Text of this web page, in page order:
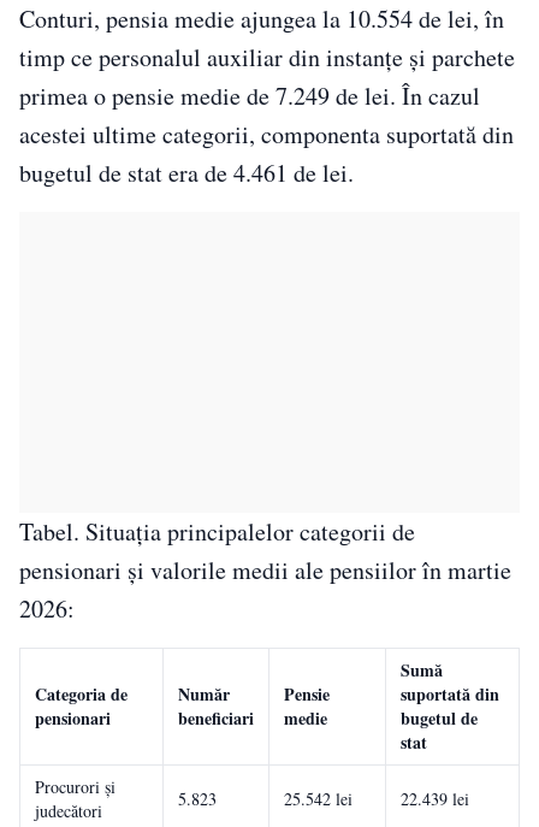
Conturi, pensia medie ajungea la 10.554 de lei, în
timp ce personalul auxiliar din instanțe și parchete
primea o pensie medie de 7.249 de lei. În cazul
acestei ultime categorii, componenta suportată din
bugetul de stat era de 4.461 de lei.
Tabel. Situația principalelor categorii de
pensionari și valorile medii ale pensiilor în martie
2026:
Categoria de
pensionari
Număr
beneficiari
Pensie
medie
Sumă
suportată din
bugetul de
stat
Procurori și
judecători
5.823 25.542 lei 22.439 lei